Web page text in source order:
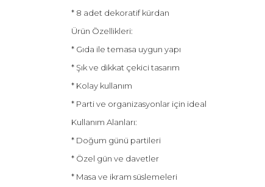
* 8 adet dekoratif kürdan
Ürün Özellikleri:
* Gıda ile temasa uygun yapı
* Şık ve dikkat çekici tasarım
* Kolay kullanım
* Parti ve organizasyonlar için ideal
Kullanım Alanları:
* Doğum günü partileri
* Özel gün ve davetler
* Masa ve ikram süslemeleri